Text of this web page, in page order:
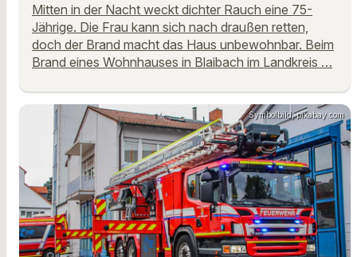
Mitten in der Nacht weckt dichter Rauch eine 75-
Jährige. Die Frau kann sich nach draußen retten,
doch der Brand macht das Haus unbewohnbar. Beim
Brand eines Wohnhauses in Blaibach im Landkreis …
Symbolbild, pixabay.com